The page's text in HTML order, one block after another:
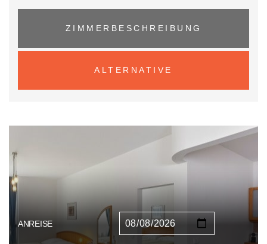
ZIMMERBESCHREIBUNG
ALTERNATIVE
ANREISE